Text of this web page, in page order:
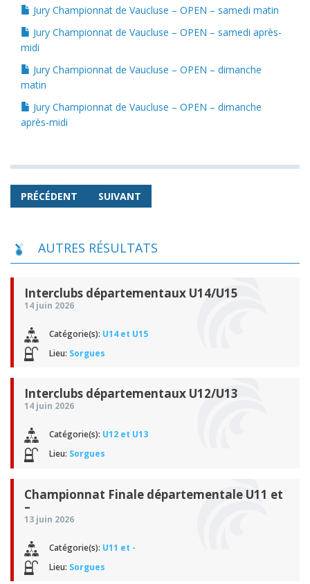
Jury Championnat de Vaucluse – OPEN – samedi matin
Jury Championnat de Vaucluse – OPEN – samedi après-
midi
Jury Championnat de Vaucluse – OPEN – dimanche
matin
Jury Championnat de Vaucluse – OPEN – dimanche
après-midi
PRÉCÉDENT SUIVANT
AUTRES RÉSULTATS
Interclubs départementaux U14/U15
14 juin 2026
Catégorie(s): U14 et U15
Lieu: Sorgues
Interclubs départementaux U12/U13
14 juin 2026
Catégorie(s): U12 et U13
Lieu: Sorgues
Championnat Finale départementale U11 et
–
13 juin 2026
Catégorie(s): U11 et -
Lieu: Sorgues